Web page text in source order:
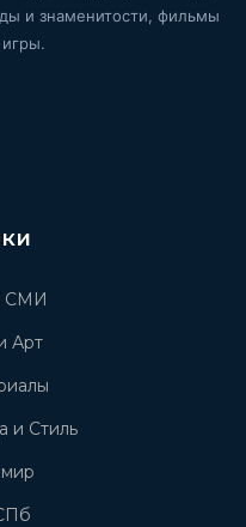
и знаменитости, фильмы
СМИ
Арт
и Стиль